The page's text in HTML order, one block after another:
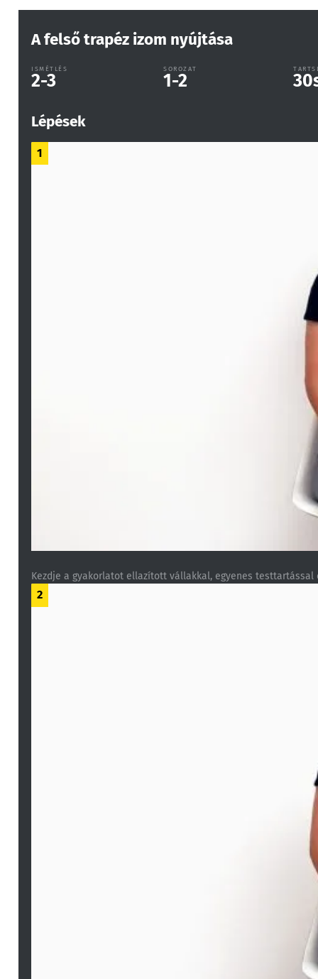
A felső trapéz izom nyújtása
ISMÉTLÉS
2-3
SOROZAT
1-2 30
Lépések
1
Kezdje a gyakorlatot ellazított vállakkal, egyenes
2